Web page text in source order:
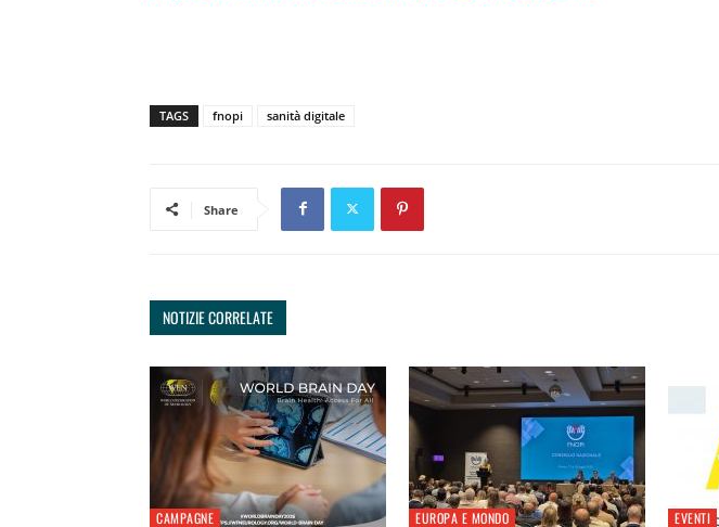
TAGS fnopi sanità digitale
Share
NOTIZIE CORRELATE
CAMPAGNE EUROPA E MONDO EVENTI